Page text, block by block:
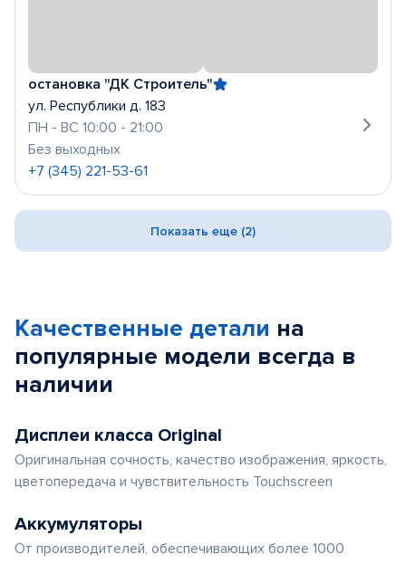
остановка "ДК Строитель"
ул. Республики д. 183
ПН - ВС 10:00 - 21:00
Без выходных
+7 (345) 221-53-61
Показать еще (2)
Качественные детали на
популярные модели всегда в
наличии
Дисплеи класса Original
Оригинальная сочность, качество изображения, яркость,
цветопередача и чувствительность Touchscreen
Аккумуляторы
От производителей, обеспечивающих более 1000